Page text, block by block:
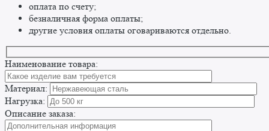
оплата по счету;
безналичная форма оплаты;
другие условия оплаты оговариваются отдельно. ​
Наименование товара:
Материал:
Нагрузка:
Описание заказа: